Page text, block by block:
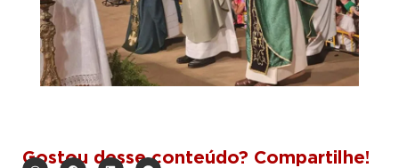
Gostou desse conteúdo? Compartilhe!